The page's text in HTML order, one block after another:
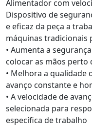
Alimentador com
Dispositivo de
e eficaz da peça a
máquinas tradicionais
• Aumenta a
colocar as mãos perto
• Melhora a qualidade
avanço constante e
• A velocidade de
selecionada para
específica de trabalho